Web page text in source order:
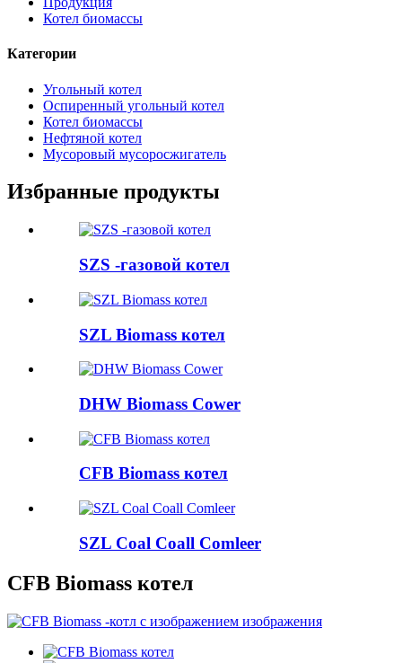
Котел биомассы
Категории
Угольный котел
Оспиренный угольный котел
Котел биомассы
Нефтяной котел
Мусоровый мусоросжигатель
Избранные продукты
SZS -газовой котел
SZL Biomass котел
DHW Biomass Cower
CFB Biomass котел
SZL Coal Coall Comleer
CFB Biomass котел